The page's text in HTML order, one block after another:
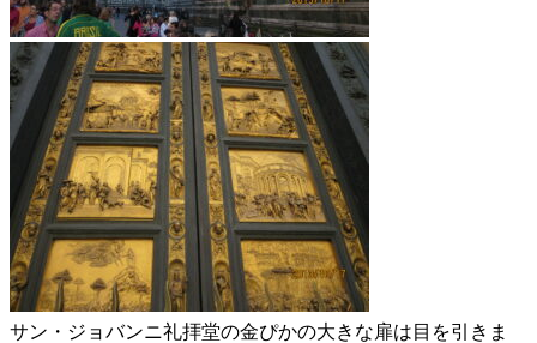
サン・ジョバンニ礼拝堂の金ぴかの大きな扉は目を引きま